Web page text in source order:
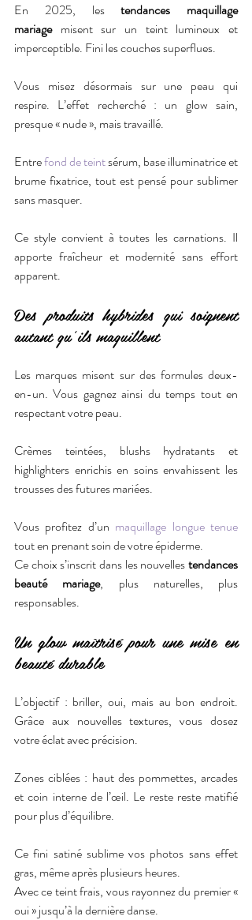
En 2025, les tendances maquillage
mariage misent sur un teint lumineux et
imperceptible. Fini les couches superflues.
Vous misez désormais sur une peau qui
respire. L’effet recherché : un glow sain,
presque « nude », mais travaillé.
Entre fond de teint sérum, base illuminatrice et
brume fixatrice, tout est pensé pour sublimer
sans masquer.
Ce style convient à toutes les carnations. Il
apporte fraîcheur et modernité sans effort
apparent.
Des produits hybrides qui soignent
autant qu’ils maquillent
Les marques misent sur des formules deux-
en-un. Vous gagnez ainsi du temps tout en
respectant votre peau.
Crèmes teintées, blushs hydratants et
highlighters enrichis en soins envahissent les
trousses des futures mariées.
Vous profitez d’un maquillage longue tenue
tout en prenant soin de votre épiderme.
Ce choix s’inscrit dans les nouvelles tendances
beauté mariage, plus naturelles, plus
responsables.
Un glow maîtrisé pour une mise en
beauté durable
L’objectif : briller, oui, mais au bon endroit.
Grâce aux nouvelles textures, vous dosez
votre éclat avec précision.
Zones ciblées : haut des pommettes, arcades
et coin interne de l’œil. Le reste reste matifié
pour plus d’équilibre.
Ce fini satiné sublime vos photos sans effet
gras, même après plusieurs heures.
Avec ce teint frais, vous rayonnez du premier «
oui » jusqu’à la dernière danse.